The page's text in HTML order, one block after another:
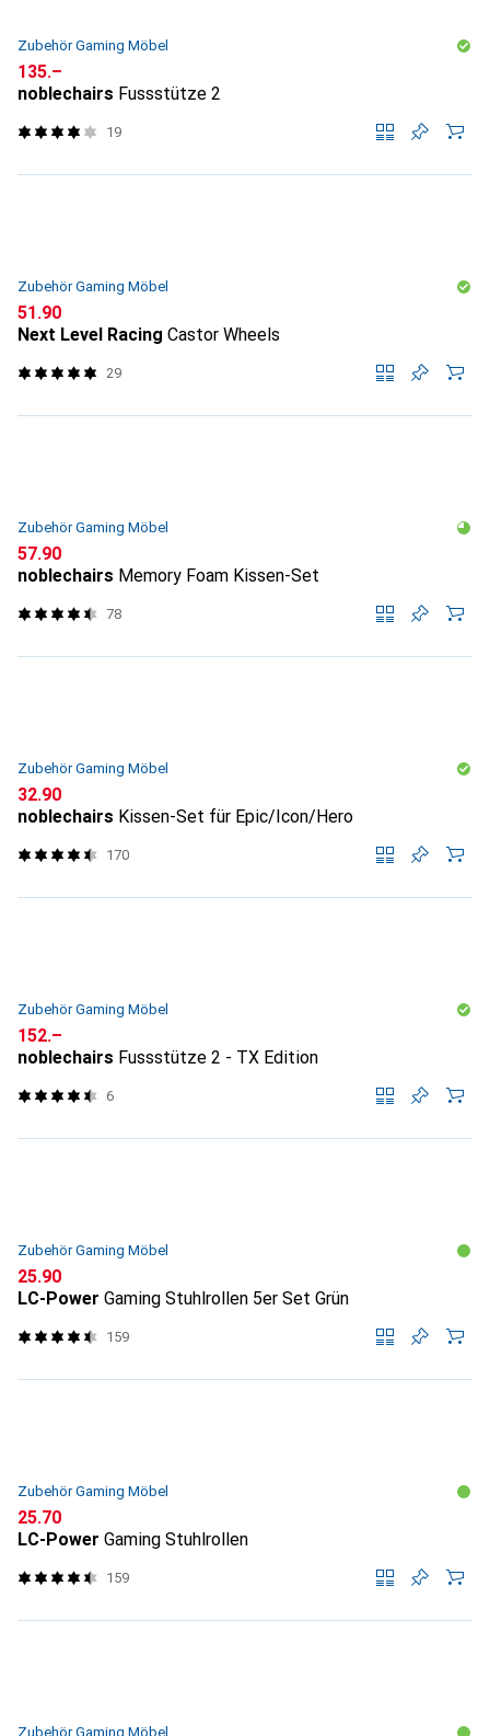
Zubehör Gaming Möbel
CHF
135.–
noblechairs Fussstütze 2
19
Zubehör Gaming Möbel
CHF
51.90
Next Level Racing Castor Wheels
29
Zubehör Gaming Möbel
CHF
57.90
noblechairs Memory Foam Kissen-Set
78
Zubehör Gaming Möbel
CHF
32.90
noblechairs Kissen-Set für Epic/Icon/Hero
170
Zubehör Gaming Möbel
CHF
152.–
noblechairs Fussstütze 2 - TX Edition
6
Zubehör Gaming Möbel
CHF
25.90
LC-Power Gaming Stuhlrollen 5er Set Grün
159
Zubehör Gaming Möbel
CHF
25.70
LC-Power Gaming Stuhlrollen
159
Zubehör Gaming Möbel